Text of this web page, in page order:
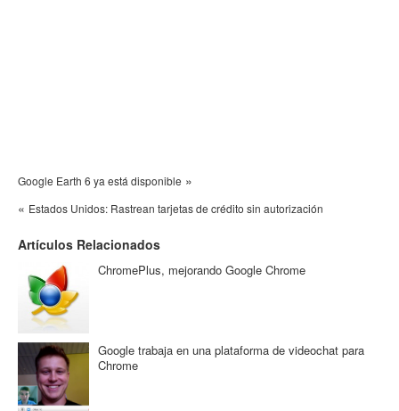
Google Earth 6 ya está disponible »
« Estados Unidos: Rastrean tarjetas de crédito sin autorización
Artículos Relacionados
ChromePlus, mejorando Google Chrome
Google trabaja en una plataforma de videochat para
Chrome